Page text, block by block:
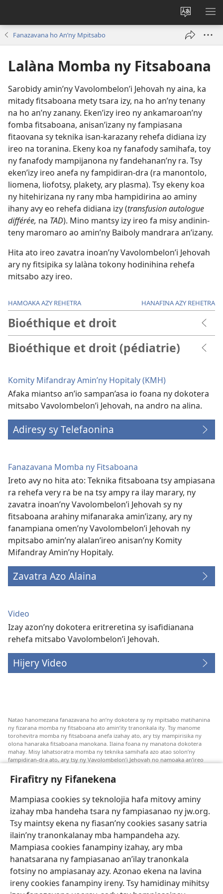
Firafitry ny Fifanekena
Mampiasa cookies sy teknolojia hafa mitovy aminy
izahay mba handeha tsara ny fampiasanao ny jw.org.
Tsy maintsy ekena ny fiasan’ny cookies sasany satria
ilain’ny tranonkalanay mba hampandeha azy.
Mampiasa cookies fanampiny izahay, ary mba
hanatsarana ny fampiasanao an’ilay tranonkala
fotsiny no ampiasanay azy. Azonao ekena na lavina
ireny cookies fanampiny ireny. Tsy hamidinay mihitsy
Hiova
fiteny
Fanazavana ho An’ny Mpitsabo
Lalàna Momba ny Fitsaboana
Sarobidy amin’ny Vavolombelon’i Jehovah ny aina, ka
mitady fitsaboana mety tsara izy, na ho an’ny tenany
na ho an’ny zanany. Eken’izy ireo ny ankamaroan’ny
fomba fitsaboana, anisan’izany ny fampiasana
fitaovana sy teknika isan-karazany rehefa didiana izy
ireo na toranina. Ekeny koa ny fanafody samihafa, toy
ny fanafody mampijanona ny fandehanan’ny ra. Tsy
eken’izy ireo anefa ny fampidiran-dra (ra manontolo,
liomena, liofotsy, plakety, ary plasma). Tsy ekeny koa
ny hitehirizana ny rany mba hampidirina ao aminy
ihany avy eo rehefa didiana izy (transfusion autologue
différée, na TAD). Mino mantsy izy ireo fa misy andinin-
teny maromaro ao amin’ny Baiboly mandrara an’izany.
Hita ato ireo zavatra inoan’ny Vavolombelon’i Jehovah
ary ny fitsipika sy lalàna tokony hodinihina rehefa
mitsabo azy ireo.
HAMOAKA AZY REHETRA HANAFINA AZY REHETRA
Bioéthique et droit
Bioéthique et droit (pédiatrie)
Komity Mifandray Amin’ny Hopitaly (KMH)
Afaka miantso an’io sampan’asa io foana ny dokotera
mitsabo Vavolombelon’i Jehovah, na andro na alina.
Adiresy sy Telefaonina
Fanazavana Momba ny Fitsaboana
Ireto avy no hita ato: Teknika fitsaboana tsy ampiasana
ra rehefa very ra be na tsy ampy ra ilay marary, ny
zavatra inoan’ny Vavolombelon’i Jehovah sy ny
fitsaboana arahiny mifanaraka amin’izany, ary ny
fanampiana omen’ny Vavolombelon’i Jehovah ny
mpitsabo amin’ny alalan’ireo anisan’ny Komity
Mifandray Amin’ny Hopitaly.
Zavatra Azo Alaina
Video
Izay azon’ny dokotera eritreretina sy isafidianana
rehefa mitsabo Vavolombelon’i Jehovah.
Hijery Video
Natao hanomezana fanazavana ho an’ny dokotera sy ny mpitsabo matihanina
ny fizarana momba ny fitsaboana ato amin’ity tranonkala ity. Tsy manome
torohevitra momba ny fitsaboana anefa izahay ato, ary tsy mampirisika ny
olona hanaraka fitsaboana manokana. Ilaina foana ny manatona dokotera
mahay. Misy lahatsoratra momba ny teknika samihafa azo atao solon’ny
fampidiran-dra ato, ary tsy ny Vavolombelon’i Jehovah no namoaka an’ireo
fanazavana nivoaka farany. Andraikiny ny miara-midinika amin’ny marary hoe
inona avy ny fitsaboana azo atao. Adidiny koa ny manampy ny marary hanao
Mety tsy hety na tsy heken’ny marary sasany ny fomba fitsaboana sy teknika
voaresaka ato.
Ho an’ny marary: Miresaha foana amin’ny dokoteranao na mpitsabo
matihanina hafa, raha marary ianao ka mila torohevitra na te hahafantatra
momba ny fitsaboana iray. Manatòna dokotera raha mahatsiaro ho tsy
metimety ianao.
Ito fifanekena ito no mifehy an’izay mampiasa an’ity tranonkala ity.